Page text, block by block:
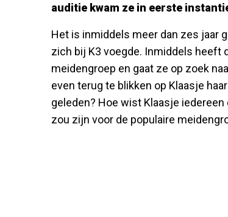
auditie kwam ze in eerste
Het is inmiddels meer dan zes jaar
zich bij K3 voegde. Inmiddels heeft
meidengroep en gaat ze op zoek
even terug te blikken op Klaasje
geleden? Hoe wist Klaasje
zou zijn voor de populaire